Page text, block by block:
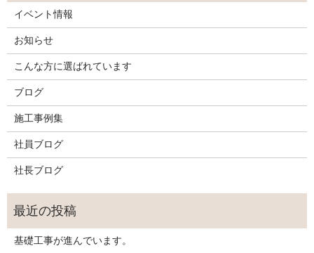
イベント情報
お知らせ
こんな方に選ばれています
ブログ
施工事例集
社員ブログ
社長ブログ
基礎工事が進んでいます。